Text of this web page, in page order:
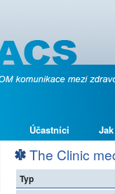
Účastníci
The Clinic
Typ